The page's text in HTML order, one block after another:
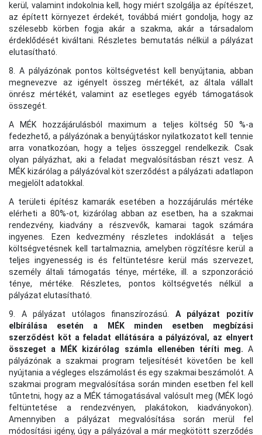
kerül, valamint indokolnia kell, hogy miért szolgálja az építészet,
az épített környezet érdekét, továbbá miért gondolja, hogy az
szélesebb körben fogja akár a szakma, akár a társadalom
érdeklődését kiváltani. Részletes bemutatás nélkül a pályázat
elutasítható.
8. A pályázónak pontos költségvetést kell benyújtania, abban
megnevezve az igényelt összeg mértékét, az általa vállalt
önrész mértékét, valamint az esetleges egyéb támogatások
összegét.
A MÉK hozzájárulásból maximum a teljes költség 50 %-a
fedezhető, a pályázónak a benyújtáskor nyilatkozatot kell tennie
arra vonatkozóan, hogy a teljes összeggel rendelkezik. Csak
olyan pályázhat, aki a feladat megvalósításban részt vesz. A
MÉK kizárólag a pályázóval köt szerződést a pályázati adatlapon
megjelölt adatokkal.
A területi építész kamarák esetében a hozzájárulás mértéke
elérheti a 80%-ot, kizárólag abban az esetben, ha a szakmai
rendezvény, kiadvány a részvevők, kamarai tagok számára
ingyenes. Ezen kedvezmény részletes indoklását a teljes
költségvetésnek kell tartalmaznia, amelyben rögzítésre kerül a
teljes ingyenesség is és feltüntetésre kerül más szervezet,
személy általi támogatás ténye, mértéke, ill. a szponzoráció
ténye, mértéke. Részletes, pontos költségvetés nélkül a
pályázat elutasítható.
9. A pályázat utólagos finanszírozású. A pályázat pozitív
elbírálása esetén a MÉK minden esetben megbízási
szerződést köt a feladat ellátására a pályázóval, az elnyert
összeget a MÉK kizárólag számla ellenében téríti meg. A
pályázónak a szakmai program teljesítését követően be kell
nyújtania a végleges elszámolást és egy szakmai beszámolót. A
szakmai program megvalósítása során minden esetben fel kell
tűntetni, hogy az a MÉK támogatásával valósult meg (MÉK logó
feltüntetése a rendezvényen, plakátokon, kiadványokon).
Amennyiben a pályázat megvalósítása során merül fel
módosítási igény, úgy a pályázóval a már megkötött szerződés